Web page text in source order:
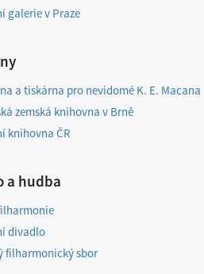
galerie v Praze
a tiskárna pro nevidomé K. E. Macana
zemská knihovna v Brně
knihovna ČR
a hudba
divadlo
filharmonický sbor